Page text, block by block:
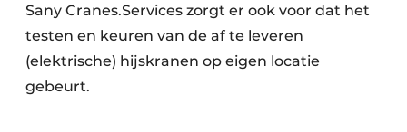
Sany Cranes.Services zorgt er ook voor dat het
testen en keuren van de af te leveren
(elektrische) hijskranen op eigen locatie
gebeurt.